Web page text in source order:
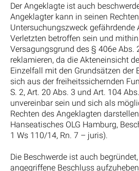
Der Angeklagte ist auch
Angeklagter kann in seinen
Untersuchungszweck gefährdende
Verletzten betroffen sein und
Versagungsgrund des § 406e Abs.
reklamieren, da die Akteneinsicht
Einzelfall mit den Grundsätzen der
sich aus der freiheitssichernden
S. 2, Art. 20 Abs. 3 und Art. 104
unvereinbar sein und sich als
Rechten des Angeklagten
Hanseatisches OLG Hamburg,
1 Ws 110/14, Rn. 7 – juris).
Die Beschwerde ist auch
angegriffene Beschluss